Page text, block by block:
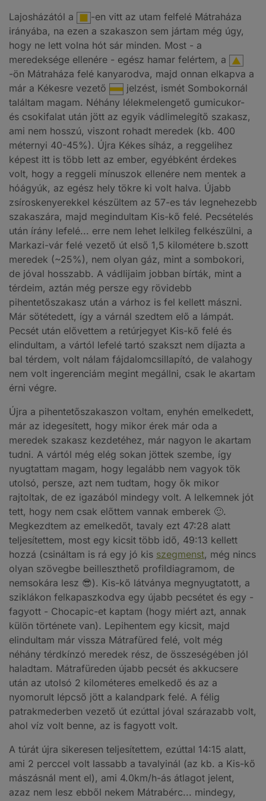
Lajosházától a
-en vitt az utam felfelé Mátraháza
irányába, na ezen a szakaszon sem jártam még úgy,
hogy ne lett volna hót sár minden. Most - a
meredeksége ellenére - egész hamar felértem, a
-ön Mátraháza felé kanyarodva, majd onnan elkapva a
már a Kékesre vezető
jelzést, ismét Sombokornál
találtam magam. Néhány lélekmelengető gumicukor-
és csokifalat után jött az egyik vádlimelegítő szakasz,
ami nem hosszú, viszont rohadt meredek (kb. 400
méternyi 40-45%). Újra Kékes síház, a reggelihez
képest itt is több lett az ember, egyébként érdekes
volt, hogy a reggeli mínuszok ellenére nem mentek a
hóágyúk, az egész hely tökre ki volt halva. Újabb
zsíroskenyerekkel készültem az 57-es táv legnehezebb
szakaszára, majd megindultam Kis-kő felé. Pecsételés
után írány lefelé... erre nem lehet lelkileg felkészülni, a
Markazi-vár felé vezető út első 1,5 kilométere b.szott
meredek (~25%), nem olyan gáz, mint a sombokori,
de jóval hosszabb. A vádlijaim jobban bírták, mint a
térdeim, aztán még persze egy rövidebb
pihentetőszakasz után a várhoz is fel kellett mászni.
Már sötétedett, így a várnál szedtem elő a lámpát.
Pecsét után elővettem a retúrjegyet Kis-kő felé és
elindultam, a vártól lefelé tartó szakszt nem díjazta a
bal térdem, volt nálam fájdalomcsillapító, de valahogy
nem volt ingerenciám megint megállni, csak le akartam
érni végre.
Újra a pihentetőszakaszon voltam, enyhén emelkedett,
már az idegesített, hogy mikor érek már oda a
meredek szakasz kezdetéhez, már nagyon le akartam
tudni. A vártól még elég sokan jöttek szembe, így
nyugtattam magam, hogy legalább nem vagyok tök
utolsó, persze, azt nem tudtam, hogy ők mikor
rajtoltak, de ez igazából mindegy volt. A lelkemnek jót
tett, hogy nem csak előttem vannak emberek 🙂.
Megkezdtem az emelkedőt, tavaly ezt 47:28 alatt
teljesítettem, most egy kicsit több idő, 49:13 kellett
hozzá (csináltam is rá egy jó kis szegmenst, még nincs
olyan szövegbe beilleszthető profildiagramom, de
nemsokára lesz 😎). Kis-kő látványa megnyugtatott, a
sziklákon felkapaszkodva egy újabb pecsétet és egy -
fagyott - Chocapic-et kaptam (hogy miért azt, annak
külön története van). Lepihentem egy kicsit, majd
elindultam már vissza Mátrafüred felé, volt még
néhány térdkínzó meredek rész, de összeségében jól
haladtam. Mátrafüreden újabb pecsét és akkucsere
után az utolsó 2 kilométeres emelkedő és az a
nyomorult lépcső jött a kalandpark felé. A félig
patrakmederben vezető út ezúttal jóval szárazabb volt,
ahol víz volt benne, az is fagyott volt.
A túrát újra sikeresen teljesítettem, ezúttal 14:15 alatt,
ami 2 perccel volt lassabb a tavalyinál (az kb. a Kis-kő
mászásnál ment el), ami 4.0km/h-ás átlagot jelent,
azaz nem lesz ebből nekem Mátrabérc... mindegy,